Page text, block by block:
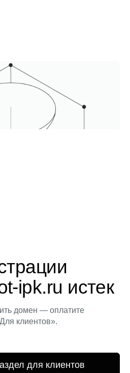
ipk.ru истек
домен — оплатите
клиентов».
для клиентов